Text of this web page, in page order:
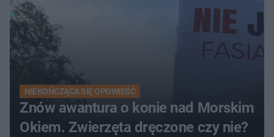
NIEKOŃCZĄCA SIĘ OPOWIEŚĆ
Znów awantura o konie nad Morskim
Okiem. Zwierzęta dręczone czy nie?